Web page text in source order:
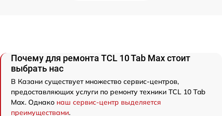
Почему для ремонта TCL 10 Tab Max стоит
выбрать нас
В Казани существует множество сервис-центров,
предоставляющих услуги по ремонту техники TCL 10 Tab
Max. Однако наш сервис-центр выделяется
преимуществами.